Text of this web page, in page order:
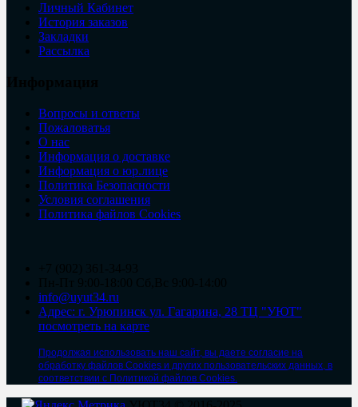
Личный Кабинет
История заказов
Закладки
Рассылка
Вопросы и ответы
Пожаловатья
О нас
Информация о доставке
Информация о юр.лице
Политика Безопасности
Условия соглашения
Политика файлов Cookies
info@uyut34.ru
Адрес: г. Урюпинск ул. Гагарина, 28 ТЦ "УЮТ"
посмотреть на карте
Продолжая использовать наш сайт, вы даете согласие на
обработку файлов Cookies и других пользовательских данных, в
соответствии с Политикой файлов Cookies.